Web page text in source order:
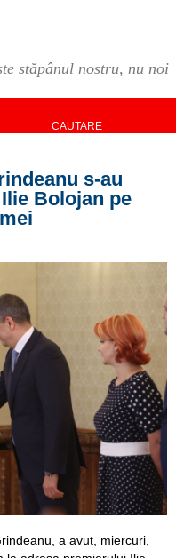
stăpânul nostru, nu noi
CAUTARE
s-au
Bolojan pe
a avut, miercuri,